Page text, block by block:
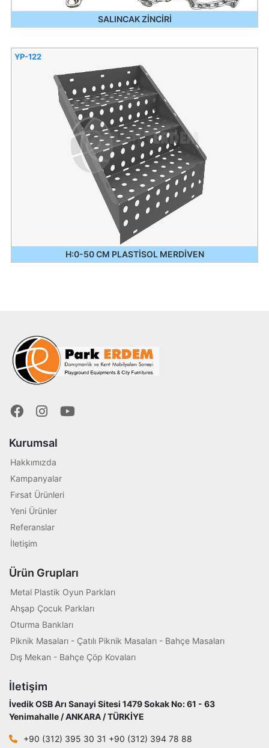
SALINCAK ZİNCİRİ
H:0-50 CM PLASTİSOL MERDİVEN
YP-122
Kurumsal
Hakkımızda
Kampanyalar
Fırsat Ürünleri
Yeni Ürünler
Referanslar
İletişim
Ürün Grupları
Metal Plastik Oyun Parkları
Ahşap Çocuk Parkları
Oturma Bankları
Piknik Masaları - Çatılı Piknik Masaları - Bahçe Masaları
Dış Mekan - Bahçe Çöp Kovaları
İletişim
İvedik OSB Arı Sanayi Sitesi 1479 Sokak No: 61 - 63
Yenimahalle / ANKARA / TÜRKİYE
+90 (312) 395 30 31 +90 (312) 394 78 88